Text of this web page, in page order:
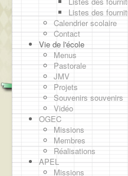
Listes des
Calendrier scolaire
Contact
Vie de l'école
Menus
Pastorale
JMV
Projets
Souvenirs souvenirs
Vidéo
OGEC
Missions
Membres
Réalisations
APEL
Missions